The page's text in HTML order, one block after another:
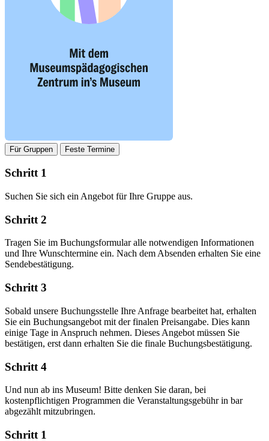
Für Gruppen Feste Termine
Schritt 1
Suchen Sie sich ein Angebot für Ihre Gruppe aus.
Schritt 2
Tragen Sie im Buchungsformular alle notwendigen Informationen
und Ihre Wunschtermine ein. Nach dem Absenden erhalten Sie eine
Sendebestätigung.
Schritt 3
Sobald unsere Buchungsstelle Ihre Anfrage bearbeitet hat, erhalten
Sie ein Buchungsangebot mit der finalen Preisangabe. Dies kann
einige Tage in Anspruch nehmen. Dieses Angebot müssen Sie
bestätigen, erst dann erhalten Sie die finale Buchungsbestätigung.
Schritt 4
Und nun ab ins Museum! Bitte denken Sie daran, bei
kostenpflichtigen Programmen die Veranstaltungsgebühr in bar
abgezählt mitzubringen.
Schritt 1